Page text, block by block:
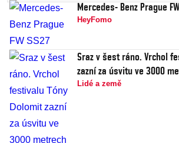
Mercedes- Benz Prague
HeyFomo
Sraz v šest ráno. Vrchol
zazní za úsvitu ve 3000
Lidé a země